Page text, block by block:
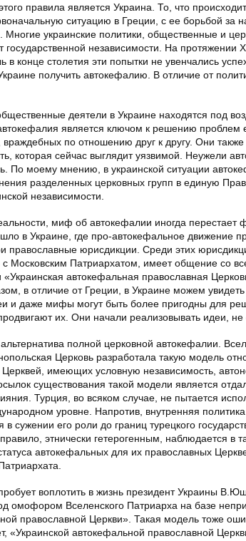
правила является Украина. То, что
ситуацию в Греции, с ее борьбой за
украинские политики, общественные и
государственной независимости. На протяжении
в конце столетия эти попытки не увенчались
получить автокефалию. В отличие от
деятели в Украине находятся под
является ключом к решению проблем
враждебных по отношению друг к другу. Они
которая сейчас выглядит уязвимой. Неужели
По моему мнению, в украинской ситуации
разделенных церковных групп в единую
независимости.
миф об автокефалии иногда
в Украине, где про-автокефальное движение
православные юрисдикции. Среди этих
с Московским Патриархатом, имеет общение со
«Украинская автокефальная православная
в отличие от Греции, в Украине можем
и даже мифы могут быть более пригодны для
их. Они начали реализовывать идеи,
полной церковной автокефалии.
Церковь разработала такую модель
Церквей, имеющих условную независимость,
существования такой модели является
Турция, во всяком случае, не пытается
уровне. Напротив, внутренняя
в сужении его роли до границ турецкого
этнически гетерогенным, наблюдается в
автокефальных для их православных
воплотить в жизнь президент Украины
омофором Вселенского Патриарха на базе
православной Церкви». Такая модель тоже
«Украинской автокефальной православной